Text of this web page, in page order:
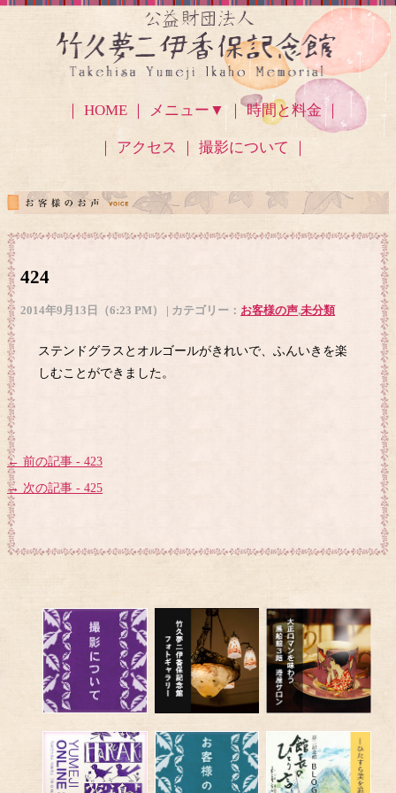
｜ HOME ｜ メニュー▼ ｜ 時間と料金 ｜
｜ アクセス ｜ 撮影について ｜
424
2014年9月13日（6:23 PM） | カテゴリー： お客様の声,未分類
ステンドグラスとオルゴールがきれいで、ふんいきを楽
しむことができました。
← 前の記事 - 423
→ 次の記事 - 425